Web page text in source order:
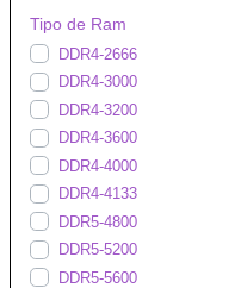
Tipo de Ram
DDR4-2666
DDR4-3000
DDR4-3200
DDR4-3600
DDR4-4000
DDR4-4133
DDR5-4800
DDR5-5200
DDR5-5600